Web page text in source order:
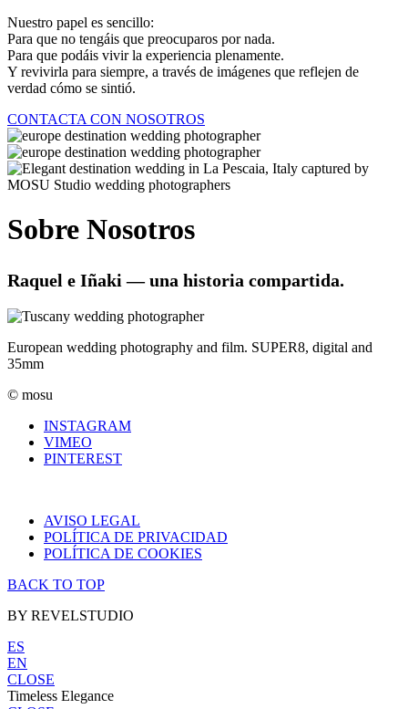
Nuestro papel es sencillo:
Para que no tengáis que preocuparos por nada.
Para que podáis vivir la experiencia plenamente.
Y revivirla para siempre, a través de imágenes que reflejen de
verdad cómo se sintió.
CONTACTA CON NOSOTROS
Sobre Nosotros
Raquel e Iñaki — una historia compartida.
European wedding photography and film. SUPER8, digital and
35mm
© mosu
INSTAGRAM
VIMEO
PINTEREST
AVISO LEGAL
POLÍTICA DE PRIVACIDAD
POLÍTICA DE COOKIES
BACK TO TOP
BY REVELSTUDIO
ES
EN
CLOSE
Timeless Elegance